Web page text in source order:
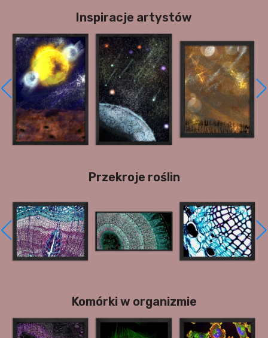
Inspiracje artystów
Przekroje roślin
Komórki w organizmie